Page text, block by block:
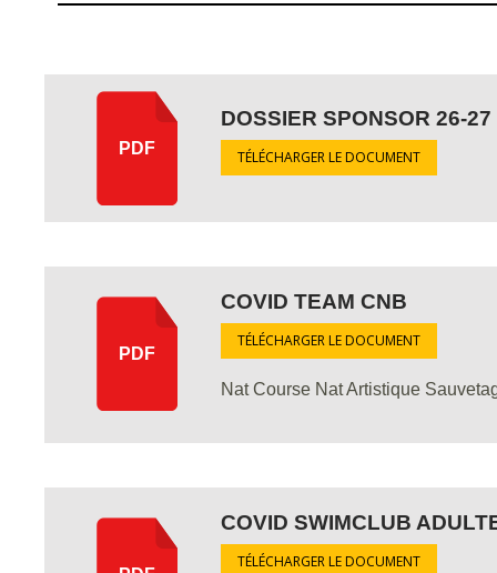
PDF
DOSSIER SPONSOR 26-27
TÉLÉCHARGER LE DOCUMENT
PDF
COVID TEAM CNB
TÉLÉCHARGER LE DOCUMENT
Nat Course Nat Artistique
COVID SWIMCLUB
TÉLÉCHARGER LE DOCUMENT